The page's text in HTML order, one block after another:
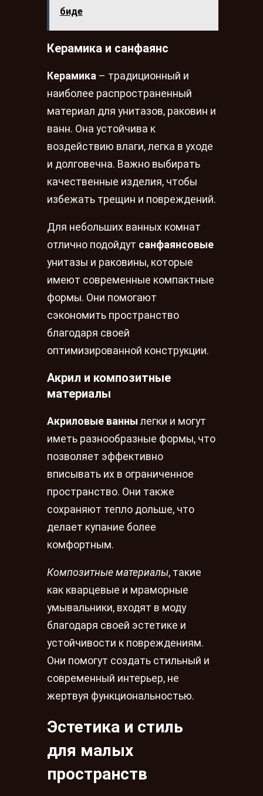
биде
Керамика и санфаянс
Керамика – традиционный и
наиболее распространенный
материал для унитазов, раковин и
ванн. Она устойчива к
воздействию влаги, легка в уходе
и долговечна. Важно выбирать
качественные изделия, чтобы
избежать трещин и повреждений.
Для небольших ванных комнат
отлично подойдут санфаянсовые
унитазы и раковины, которые
имеют современные компактные
формы. Они помогают
сэкономить пространство
благодаря своей
оптимизированной конструкции.
Акрил и композитные
материалы
Акриловые ванны легки и могут
иметь разнообразные формы, что
позволяет эффективно
вписывать их в ограниченное
пространство. Они также
сохраняют тепло дольше, что
делает купание более
комфортным.
Композитные материалы, такие
как кварцевые и мраморные
умывальники, входят в моду
благодаря своей эстетике и
устойчивости к повреждениям.
Они помогут создать стильный и
современный интерьер, не
жертвуя функциональностью.
Эстетика и стиль
для малых
пространств